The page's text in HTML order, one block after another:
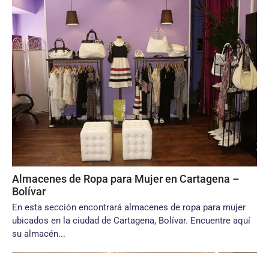
Almacenes de Ropa para Mujer en Cartagena –
Bolívar
En esta sección encontrará almacenes de ropa para mujer
ubicados en la ciudad de Cartagena, Bolívar. Encuentre aquí
su almacén...